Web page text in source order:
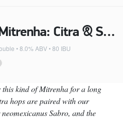
Пиво Mitrenha: Citra & Sabro - Malanka
• 8.0% ABV • 80 IBU
this kind of Mitrenha for a long
hops are paired with our
Sabro, and the